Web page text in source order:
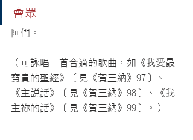
會眾
阿們。
（可詠唱一首合適的歌曲，如《我愛最
寶貴的聖經》［見《賀三納》97］、
《主說話》［見《賀三納》98］、《我
主祢的話》［見《賀三納》99］。）